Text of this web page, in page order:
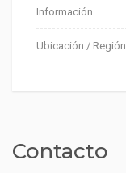
Información
Ubicación / Región
Contacto